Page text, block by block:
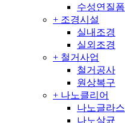
수성연질폼
+ 조경시설
실내조경
실외조경
+ 철거사업
철거공사
원상복구
+ 나노클리어
나노글라스
나노살균